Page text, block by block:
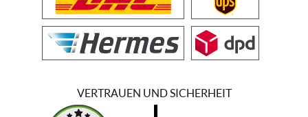
VERTRAUEN UND SICHERHEIT